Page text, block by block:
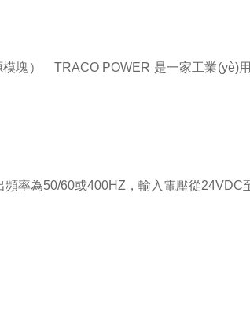
塊） TRACO POWER 是一家工業(yè)
為50/60或400HZ，輸入電壓從24VDC